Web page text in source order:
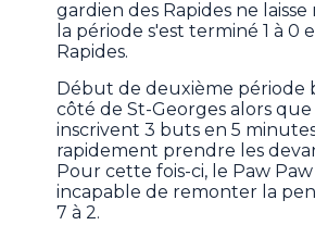
gardien des Rapides ne laisse
la période s'est terminé 1 à 0
Rapides.
Début de deuxième période
côté de St-Georges alors que
inscrivent 3 buts en 5
rapidement prendre les
Pour cette fois-ci, le Paw
incapable de remonter la
7 à 2.